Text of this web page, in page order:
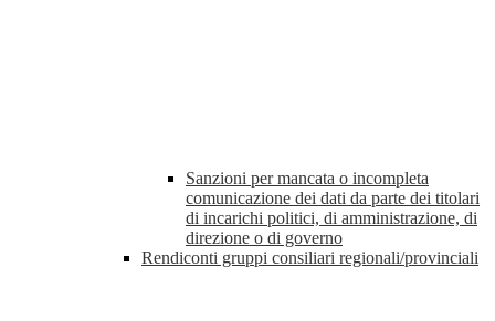
Sanzioni per mancata o incompleta
comunicazione dei dati da parte dei titolari
di incarichi politici, di amministrazione, di
direzione o di governo
Rendiconti gruppi consiliari regionali/provinciali